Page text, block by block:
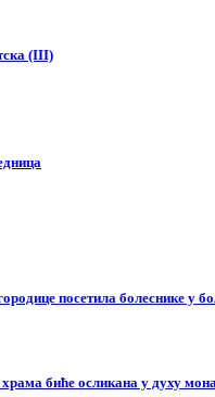
(III)
посетила болеснике у
биће осликана у духу